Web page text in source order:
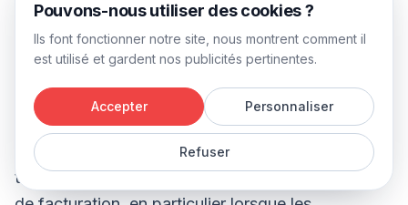
Conclusion
Les retards de paiement commencent souvent
bien avant qu’une facture n’atteigne le client. Les
informations manquantes, les goulots
d’étranglement dans les validations et les flux de
travail manuels peuvent tous ralentir le processus
Pouvons-nous utiliser des cookies ?
Ils font fonctionner notre site, nous montrent comment il
est utilisé et gardent nos publicités pertinentes.
Accepter Personnaliser
Refuser